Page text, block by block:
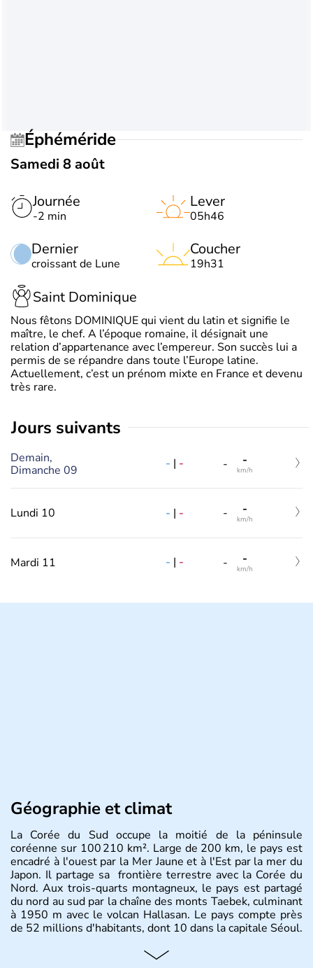
Éphéméride
Samedi 8 août
Journée
-2 min
Dernier
croissant de Lune
Lever
05h46
Coucher
19h31
Saint Dominique
Nous fêtons DOMINIQUE qui vient du latin et signifie le
maître, le chef. A l’époque romaine, il désignait une
relation d’appartenance avec l’empereur. Son succès lui a
permis de se répandre dans toute l’Europe latine.
Actuellement, c’est un prénom mixte en France et devenu
très rare.
jours suivants
Demain,
Dimanche 09
- | - - -
km/h
Lundi 10 - | - - -
km/h
Mardi 11 - | - - -
km/h
Géographie et climat
La Corée du Sud occupe la moitié de la péninsule
coréenne sur 100 210 km². Large de 200 km, le pays est
encadré à l'ouest par la Mer Jaune et à l'Est par la mer du
Japon. Il partage sa frontière terrestre avec la Corée du
Nord. Aux trois-quarts montagneux, le pays est partagé
du nord au sud par la chaîne des monts Taebek, culminant
à 1950 m avec le volcan Hallasan. Le pays compte près
de 52 millions d'habitants, dont 10 dans la capitale Séoul.
Histoire et administration